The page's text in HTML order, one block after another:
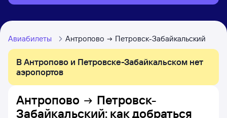
Авиабилеты Антропово Петровск-Забайкальский
В Антропово и Петровске-Забайкальском нет
аэропортов
Антропово
Петровск-
Забайкальский: как добраться